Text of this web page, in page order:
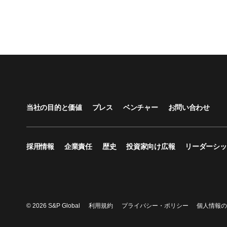
当社の目的と価値 プレス ベンチャー お問い合わせ
採用情報 企業責任 歴史 投資家向け広報 リーダーシ
© 2026 S&P Global 利用規約 プライバシー・ポリシー 個人情報